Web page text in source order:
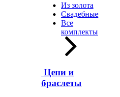
Из золота
Свадебные
Все
комплекты
Цепи и
браслеты